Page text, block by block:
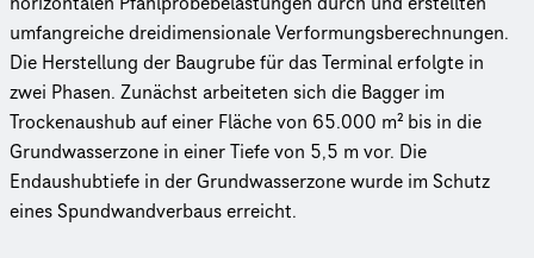
umfangreiche dreidimensionale Verformungsberechnungen.
Die Herstellung der Baugrube für das Terminal erfolgte in
zwei Phasen. Zunächst arbeiteten sich die Bagger im
Trockenaushub auf einer Fläche von 65.000 m² bis in die
Grundwasserzone in einer Tiefe von 5,5 m vor. Die
Endaushubtiefe in der Grundwasserzone wurde im Schutz
eines Spundwandverbaus erreicht.